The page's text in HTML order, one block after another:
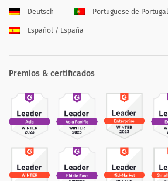
Deutsch Portuguese de Portugal
Español / España
Premios & certificados